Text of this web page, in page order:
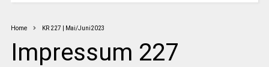
Home KR 227 | Mai/Juni2023
Impressum 227